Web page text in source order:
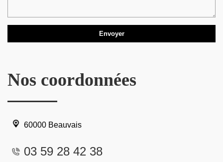
Nos coordonnées
60000 Beauvais
03 59 28 42 38